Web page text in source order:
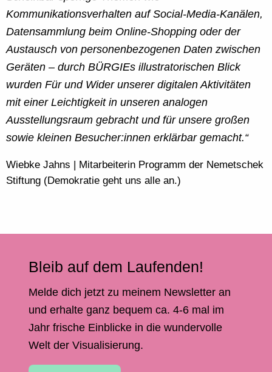
Kommunikationsverhalten auf Social-Media-Kanälen,
Datensammlung beim Online-Shopping oder der
Austausch von personenbezogenen Daten zwischen
Geräten – durch BÜRGIEs illustratorischen Blick
wurden Für und Wider unserer digitalen Aktivitäten
mit einerLeichtigkeitin unseren analogen
Ausstellungsraum gebracht und für unsere großen
sowie kleinen Besucher:innen erklärbargemacht.“
Wiebke Jahns | Mitarbeiterin Programm der Nemetschek
Stiftung (Demokratie geht uns alle an.)
Bleib auf dem Laufenden!
Melde dich jetzt zu meinem Newsletter an
und erhalte ganz bequem ca. 4-6 mal im
Jahr frische Einblicke in die wundervolle
Welt der Visualisierung.